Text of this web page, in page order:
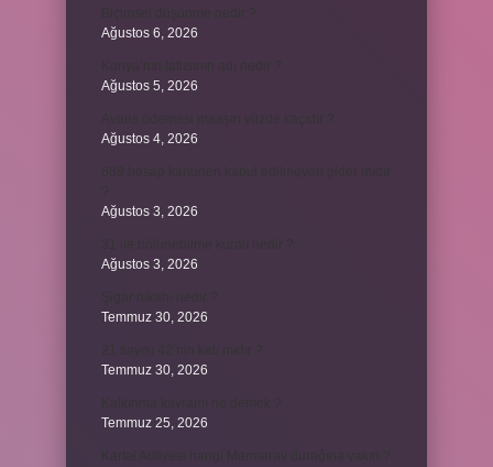
Ağustos 6, 2026
Ağustos 5, 2026
Ağustos 4, 2026
Ağustos 3, 2026
Ağustos 3, 2026
Temmuz 30, 2026
Temmuz 30, 2026
Temmuz 25, 2026